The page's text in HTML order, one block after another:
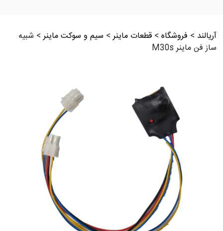
آریالند > فروشگاه >قطعات ماینر> سیم و سوکت ماینر> شبیه
ساز فن ماینر M30s